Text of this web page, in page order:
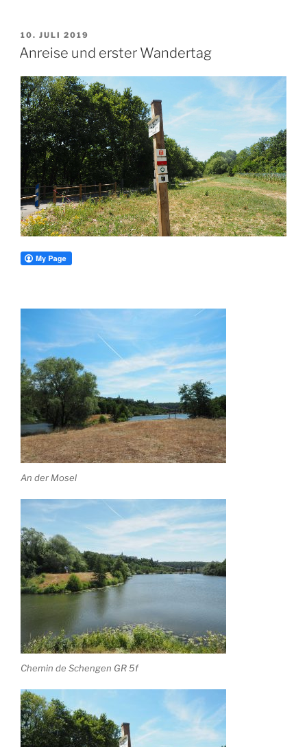
VERÖFFENTLICHT
AM
10. JULI 2019
Anreise und erster Wandertag
An der Mosel
Chemin de Schengen GR 5f